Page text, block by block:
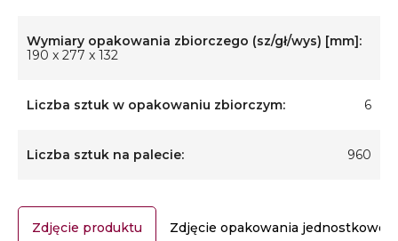
Wymiary opakowania zbiorczego (sz/gł/wys) [mm]:
190 x 277 x 132
Liczba sztuk w opakowaniu zbiorczym: 6
Liczba sztuk na palecie: 960
Zdjęcie produktu Zdjęcie opakowania